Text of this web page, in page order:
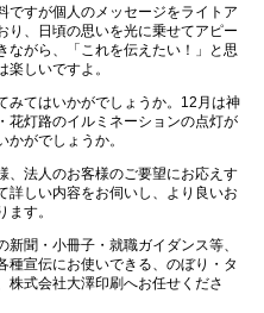
すが個人のメッセージをライトア
り、日頃の思いを光に乗せてアピー
ながら、「これを伝えたい！」と思
しいですよ。
てはいかがでしょうか。12月は神
花灯路のイルミネーションの点灯が
がでしょうか。
法人のお客様のご要望にお応えす
詳しい内容をお伺いし、より良いお
す。
聞・小冊子・就職ガイダンス等、
種宣伝にお使いできる、のぼり・タ
株式会社大澤印刷へお任せくださ